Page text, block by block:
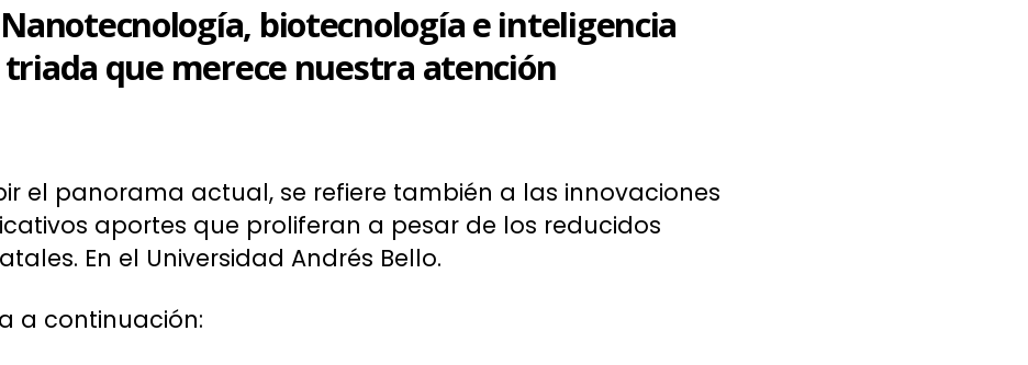
biotecnología e inteligencia
que merece nuestra atención
el panorama actual, se refiere también a las innovaciones
aportes que proliferan a pesar de los reducidos
En el Universidad Andrés Bello.
a continuación: